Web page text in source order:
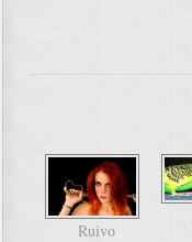
Ruivo